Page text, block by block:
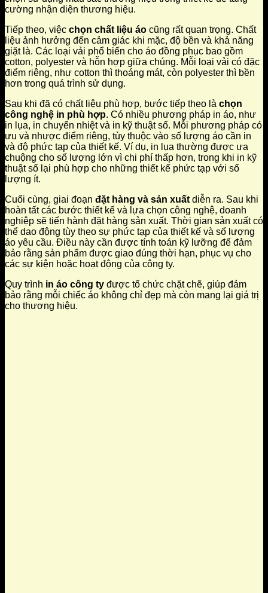
cường nhận diện thương hiệu.
Tiếp theo, việc chọn chất liệu áo cũng rất quan trọng. Chất
liệu ảnh hưởng đến cảm giác khi mặc, độ bền và khả năng
giặt là. Các loại vải phổ biến cho áo đồng phục bao gồm
cotton, polyester và hỗn hợp giữa chúng. Mỗi loại vải có đặc
điểm riêng, như cotton thì thoáng mát, còn polyester thì bền
hơn trong quá trình sử dụng.
Sau khi đã có chất liệu phù hợp, bước tiếp theo là chọn
công nghệ in phù hợp. Có nhiều phương pháp in áo, như
in lụa, in chuyển nhiệt và in kỹ thuật số. Mỗi phương pháp có
ưu và nhược điểm riêng, tùy thuộc vào số lượng áo cần in
và độ phức tạp của thiết kế. Ví dụ, in lụa thường được ưa
chuộng cho số lượng lớn vì chi phí thấp hơn, trong khi in kỹ
thuật số lại phù hợp cho những thiết kế phức tạp với số
lượng ít.
Cuối cùng, giai đoạn đặt hàng và sản xuất diễn ra. Sau khi
hoàn tất các bước thiết kế và lựa chọn công nghệ, doanh
nghiệp sẽ tiến hành đặt hàng sản xuất. Thời gian sản xuất có
thể dao động tùy theo sự phức tạp của thiết kế và số lượng
áo yêu cầu. Điều này cần được tính toán kỹ lưỡng để đảm
bảo rằng sản phẩm được giao đúng thời hạn, phục vụ cho
các sự kiện hoặc hoạt động của công ty.
Quy trình in áo công ty được tổ chức chặt chẽ, giúp đảm
bảo rằng mỗi chiếc áo không chỉ đẹp mà còn mang lại giá trị
cho thương hiệu.